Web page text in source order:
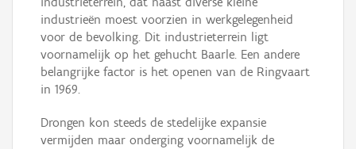
industrieën moest voorzien in werkgelegenheid
voor de bevolking. Dit industrieterrein ligt
voornamelijk op het gehucht Baarle. Een andere
belangrijke factor is het openen van de Ringvaart
in 1969.
Drongen kon steeds de stedelijke expansie
vermijden maar onderging voornamelijk de